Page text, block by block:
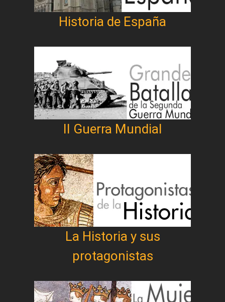
Historia de España
II Guerra Mundial
La Historia y sus
protagonistas